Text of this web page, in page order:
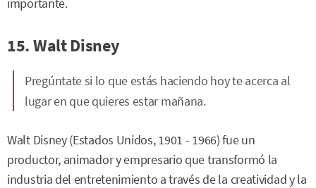
importante.
15. Walt Disney
Pregúntate si lo que estás haciendo hoy te acerca al
lugar en que quieres estar mañana.
Walt Disney (Estados Unidos, 1901 - 1966) fue un
productor, animador y empresario que transformó la
industria del entretenimiento a través de la creatividad y la